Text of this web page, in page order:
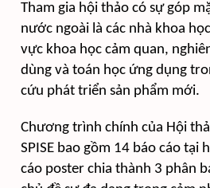
Tham gia hội thảo có sự góp
nước ngoài là các nhà khoa
vực khoa học cảm quan,
dùng và toán học ứng dụng
cứu phát triển sản phẩm mới.
Chương trình chính của Hội
SPISE bao gồm 14 báo cáo tại
cáo poster chia thành 3 phân